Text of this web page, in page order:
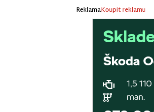
ReklamaKoupit reklamu